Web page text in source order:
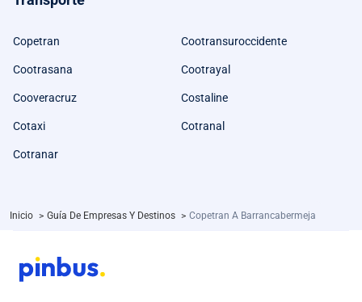
Copetran Cootransuroccidente
Cootrasana Cootrayal
Cooveracruz Costaline
Cotaxi Cotranal
Cotranar
Inicio > Guía De Empresas Y Destinos > Copetran A Barrancabermeja